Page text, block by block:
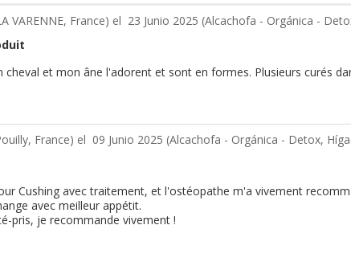
VARENNE, France) el 23 Junio 2025 (Alcachofa - Orgánica -
et mon âne l'adorent et sont en formes. Plusieurs curés
France) el 09 Junio 2025 (Alcachofa - Orgánica - Detox,
Cushing avec traitement, et l'ostéopathe m'a vivement
avec meilleur appétit.
pris, je recommande vivement !